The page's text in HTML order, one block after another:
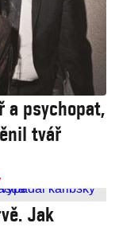
a psychopat,
tvář
Jak